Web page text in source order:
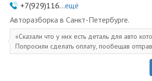
+7(929)116...ещё
Авторазборка в Санкт-Петербурге.
Сказали что у них есть деталь для авто
Попросили сделать оплату, пообещав